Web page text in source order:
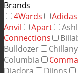
Brands
4Wards
Adidas
Anvil
Apart
Connections
Bulldozer
Chillany
Columbia
Comma
Diadora
Djinns